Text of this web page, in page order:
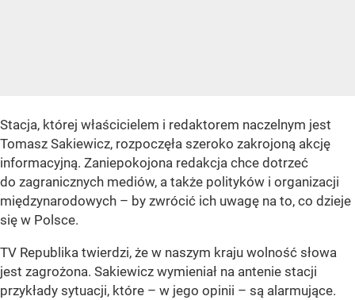
Stacja, której właścicielem i redaktorem naczelnym jest
Tomasz Sakiewicz, rozpoczęła szeroko zakrojoną akcję
informacyjną. Zaniepokojona redakcja chce dotrzeć
do zagranicznych mediów, a także polityków i organizacji
międzynarodowych – by zwrócić ich uwagę na to, co dzieje
się w Polsce.
TV Republika twierdzi, że w naszym kraju wolność słowa
jest zagrożona. Sakiewicz wymieniał na antenie stacji
przykłady sytuacji, które – w jego opinii – są alarmujące.